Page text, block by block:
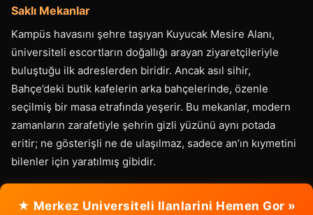
Saklı Mekanlar
Kampüs havasını şehre taşıyan Kuyucak Mesire Alanı,
üniversiteli escortların doğallığı arayan ziyaretçileriyle
buluştuğu ilk adreslerden biridir. Ancak asıl sihir,
Bahçe’deki butik kafelerin arka bahçelerinde, özenle
seçilmiş bir masa etrafında yeşerir. Bu mekanlar, modern
zamanların zarafetiyle şehrin gizli yüzünü aynı potada
eritir; ne gösterişli ne de ulaşılmaz, sadece an’ın kıymetini
bilenler için yaratılmış gibidir.
★ Merkez Universiteli Ilanlarini Hemen Gor »